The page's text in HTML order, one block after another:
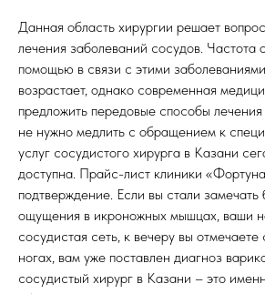
Данная область хирургии решает
лечения заболеваний сосудов. Частота
помощью в связи с этими
возрастает, однако современная
предложить передовые способы лечения
не нужно медлить с обращением к
услуг сосудистого хирурга в Казани
доступна. Прайс-лист клиники
подтверждение. Если вы стали
ощущения в икроножных мышцах, ваши
сосудистая сеть, к вечеру вы отмечаете
ногах, вам уже поставлен диагноз
сосудистый хирург в Казани – это